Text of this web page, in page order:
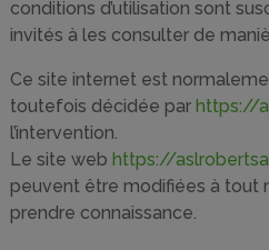
conditions d’utilisation sont
invités à les consulter de
Ce site internet est
toutefois décidée parhttps://
l’intervention.
Le site webhttps://
peuvent être modifiées à tout
prendre connaissance.